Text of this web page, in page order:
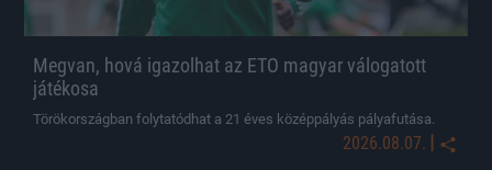
Megvan, hová igazolhat az ETO magyar válogatott
játékosa
Törökországban folytatódhat a 21 éves középpályás pályafutása.
2026.08.07. |